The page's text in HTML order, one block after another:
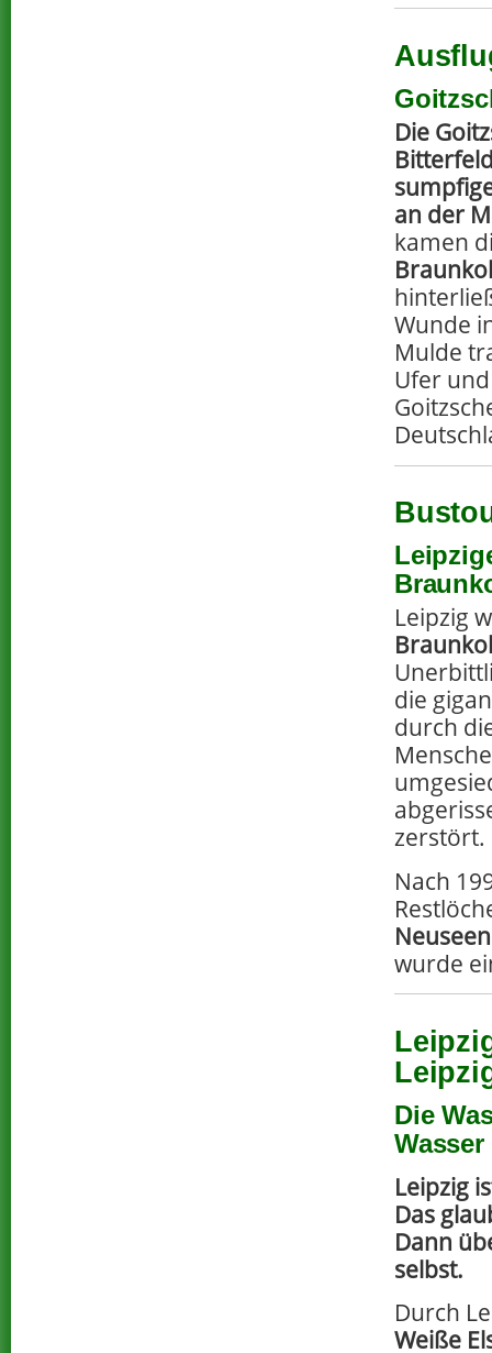
Die
an der
kamen
Wunde
Mulde
Ufer
Leipzig
die
durch
zerstört.
Nach
wurde
Die
Leipzig
Das
Dann
selbst.
Durch
Weiße